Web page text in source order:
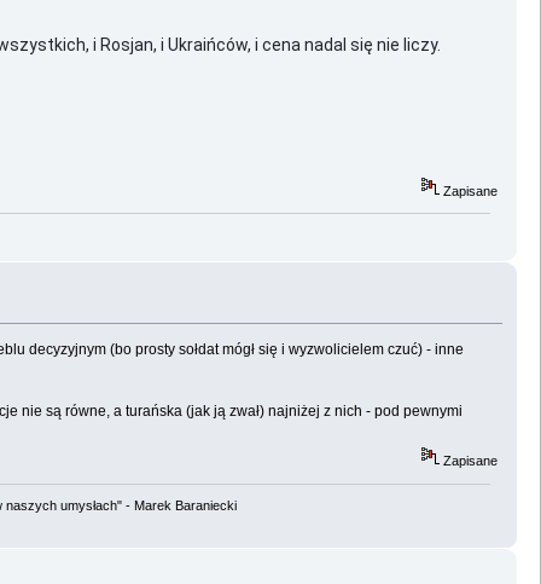
i Rosjan, i Ukraińców, i cena nadal się nie liczy.
Zapisane
decyzyjnym (bo prosty sołdat mógł się i wyzwolicielem czuć) - inne
nie są równe, a turańska (jak ją zwał) najniżej z nich - pod pewnymi
Zapisane
umysłach" - Marek Baraniecki